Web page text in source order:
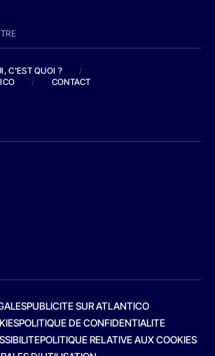
C'EST QUOI ?
/
/ CONTACT
PUBLICITE SUR ATLANTICO
POLITIQUE DE CONFIDENTIALITE
POLITIQUE RELATIVE AUX COOKIES